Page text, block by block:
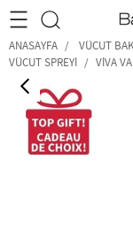
•2200₺ ve
ANASAYFA VÜCUT
VÜCUT SPREYI
VIVA